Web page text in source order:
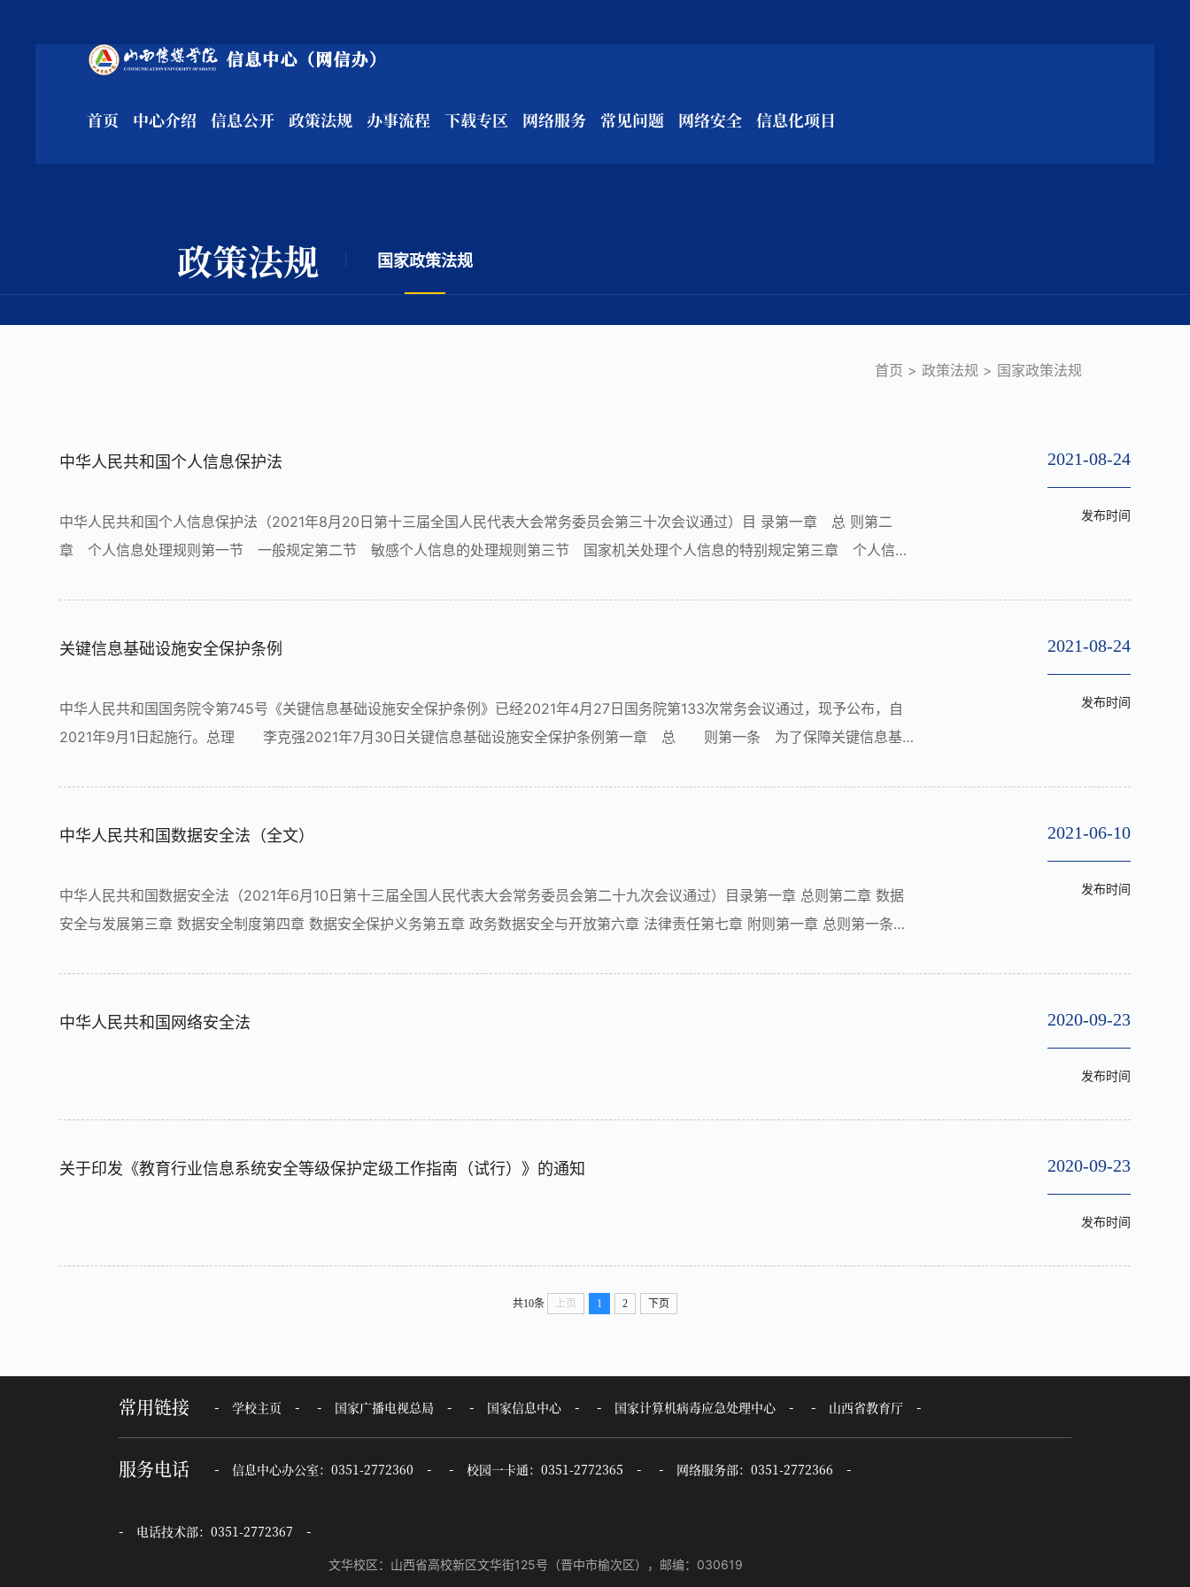
首页 中心介绍 信息公开 政策法规 办事流程 下载专区 网络服务 常见问题 网络安全 信息化项目
政策法规 国家政策法规
首页 > 政策法规 > 国家政策法规
中华人民共和国个人信息保护法
中华人民共和国个人信息保护法（2021年8月20日第十三届全国人民代表大会常务委员会第三十次会议通过）目 录第一章 总 则第二
章 个人信息处理规则第一节 一般规定第二节 敏感个人信息的处理规则第三节 国家机关处理个人信息的特别规定第三章 个人信息
章 法律责任第八章 附...
2021-08-24
发布时间
关键信息基础设施安全保护条例
中华人民共和国国务院令第745号《关键信息基础设施安全保护条例》已经2021年4月27日国务院第133次常务会议通过，现予公布，自
2021年9月1日起施行。总理 李克强2021年7月30日关键信息基础设施安全保护条例第一章 总 则第一条 为了保障关键信息基
和信息服务、能源、交通...
2021-08-24
发布时间
中华人民共和国数据安全法（全文）
中华人民共和国数据安全法（2021年6月10日第十三届全国人民代表大会常务委员会第二十九次会议通过）目录第一章 总则第二章 数据
安全与发展第三章 数据安全制度第四章 数据安全保护义务第五章 政务数据安全与开放第六章 法律责任第七章 附则第一章 总则第一条为
二条在中华人民共...
2021-06-10
发布时间
中华人民共和国网络安全法 2020-09-23
发布时间
关于印发《教育行业信息系统安全等级保护定级工作指南（试行）》的通知 2020-09-23
发布时间
共10条 上页 1 2 下页
常用链接 学校主页 国家广播电视总局 国家信息中心 国家计算机病毒应急处理中心 山西省教育厅
服务电话 信息中心办公室：0351-2772360 校园一卡通：0351-2772365 网络服务部：0351-2772366
电话技术部：0351-2772367
文华校区：山西省高校新区文华街125号（晋中市榆次区），邮编：030619